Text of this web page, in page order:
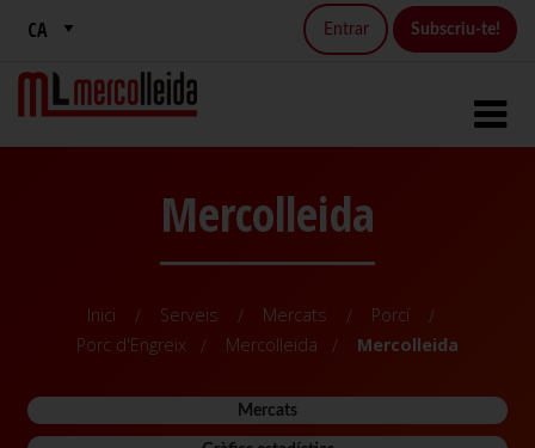
Entrar Subscriu-te!
Mercolleida
Inici Serveis Mercats
Porcí
Porc d'Engreix
Mercolleida Mercolleida
Mercats